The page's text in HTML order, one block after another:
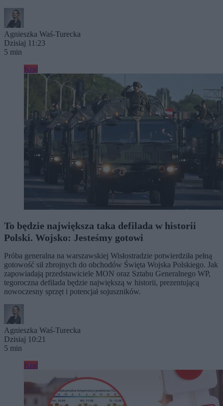
Agnieszka Waś-Turecka
Dzisiaj 11:23
5 min
Kraj
To będzie największa taka defilada w historii
Polski. Wojsko: Jesteśmy gotowi
Próba generalna na warszawskiej Wisłostradzie potwierdziła pełną
gotowość sił zbrojnych do obchodów Święta Wojska Polskiego. Jak
zapowiadają przedstawiciele MON oraz Sztabu Generalnego WP,
tegoroczna defilada będzie największą w historii, prezentującą
nowoczesny sprzęt i potencjał sojuszników.
Agnieszka Waś-Turecka
Dzisiaj 10:21
5 min
Kraj